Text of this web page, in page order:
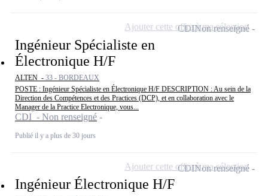
Ingénieur Spécialiste en
Électronique H/F
ALTEN - 33 - BORDEAUX
POSTE : Ingénieur Spécialiste en Électronique H/F DESCRIPTION : Au sein de la
Direction des Compétences et des Practices (DCP), et en collaboration avec le
Manager de la Practice Electronique, vous...
CDI - Non renseigné
Publié il y a plus de 30 jours
CDINon renseigné
Ajouter cette offre à ma sélection
Ingénieur Électronique H/F
CDINon renseigné
Ajouter cette offre à ma sélection